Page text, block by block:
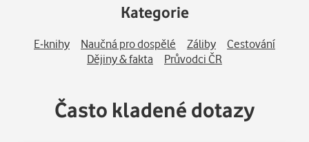
Také jsem to dříve jen tušil. V běžných příručkách jsem
nacházel buď příliš málo informací, nebo naopak nudné
sloupce dat, které se v terénu špatně četly . A když už
člověk stojí pod tou majestátní klenbou, chce se dívat
vzhůru, ne luštit Wikipedii. Proto jsme vytvořili průvodce
příběhy vám bude vyprávět přímo do uší.
Proč si stáhnout právě tohoto průvodce?
Kategorie
E-knihy Naučná pro dospělé Záliby
Cestování
Dějiny & fakta
Průvodci ČR
Často kladené dotazy